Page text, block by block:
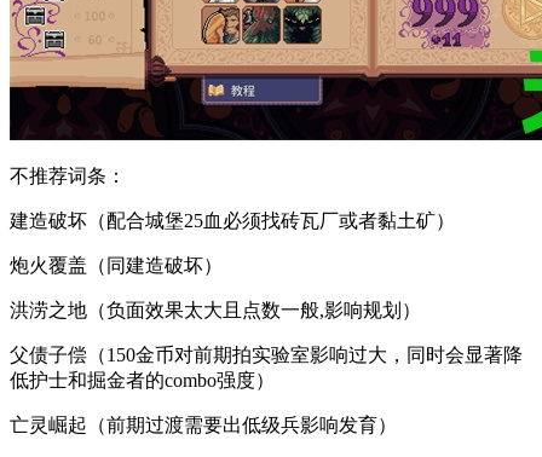
不推荐词条：
建造破坏（配合城堡25血必须找砖瓦厂或者黏土矿）
炮火覆盖（同建造破坏）
洪涝之地（负面效果太大且点数一般,影响规划）
父债子偿（150金币对前期拍实验室影响过大，同时会显著降
低护士和掘金者的combo强度）
亡灵崛起（前期过渡需要出低级兵影响发育）